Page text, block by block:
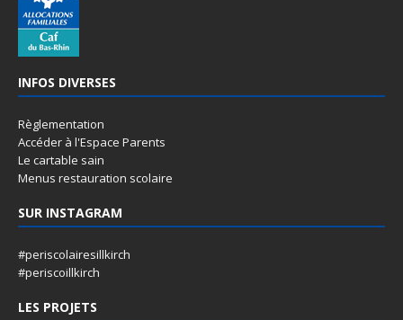
INFOS DIVERSES
Règlementation
Accéder à l'Espace Parents
Le cartable sain
Menus restauration scolaire
SUR INSTAGRAM
#periscolairesillkirch
#periscoillkirch
LES PROJETS